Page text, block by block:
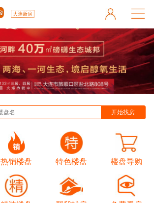
热销楼盘 特色楼盘 楼盘导购